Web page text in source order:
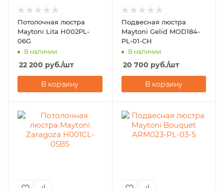
Потолочная люстра
Maytoni Lita H002PL-
06G
В наличии
22 200 руб./шт
В корзину
Подвесная люстра
Maytoni Gelid MOD184-
PL-01-CH
В наличии
20 700 руб./шт
В корзину